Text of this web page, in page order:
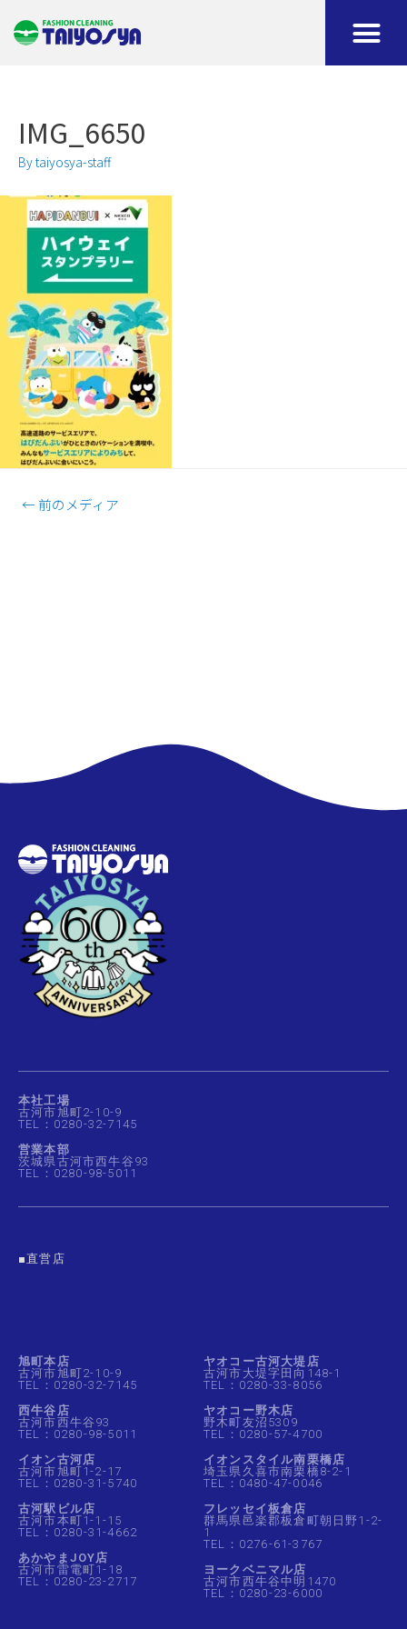
IMG_6650
Bytaiyosya-staff
← 前のメディア
本社工場
古河市旭町2-10-9
TEL：0280-32-7145
営業本部
茨城県古河市西牛谷93
TEL：0280-98-5011
■直営店
旭町本店
古河市旭町2-10-9
TEL：0280-32-7145
西牛谷店
古河市西牛谷93
TEL：0280-98-5011
イオン古河店
古河市旭町1-2-17
TEL：0280-31-5740
古河駅ビル店
古河市本町1-1-15
TEL：0280-31-4662
あかやまJOY店
古河市雷電町1-18
TEL：0280-23-2717
ヤオコー古河大堤店
古河市大堤字田向148-1
TEL：0280-33-8056
ヤオコー野木店
野木町友沼5309
TEL：0280-57-4700
イオンスタイル南栗橋店
埼玉県久喜市南栗橋8-2-1
TEL：0480-47-0046
フレッセイ板倉店
群馬県邑楽郡板倉町朝日野1-2-
1
TEL：0276-61-3767
ヨークベニマル店
古河市西牛谷中明1470
TEL：0280-23-6000